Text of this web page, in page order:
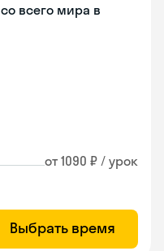
всего мира в
от 1090 ₽ / урок
Выбрать время